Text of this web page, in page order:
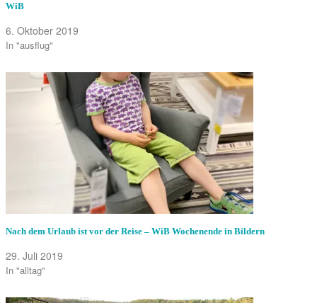
WiB
6. Oktober 2019
In "ausflug"
Nach dem Urlaub ist vor der Reise – WiB Wochenende in Bildern
29. Juli 2019
In "alltag"